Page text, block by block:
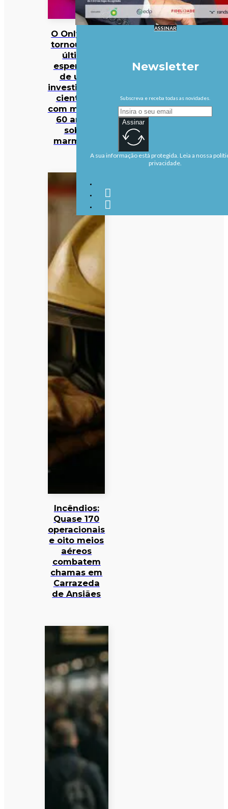
O OnlyFans
tornou-se a
última
esperança
de uma
investigação
científica
com mais de
60 anos…
sobre
marmotas
Incêndios:
Quase 170
operacionais
e oito meios
aéreos
combatem
chamas em
Carrazeda
de Ansiães
ASSINAR
Newsletter
Subscreva e receba todas as novidades.
Assinar
A sua informação está protegida. Leia a nossa
privacidade.